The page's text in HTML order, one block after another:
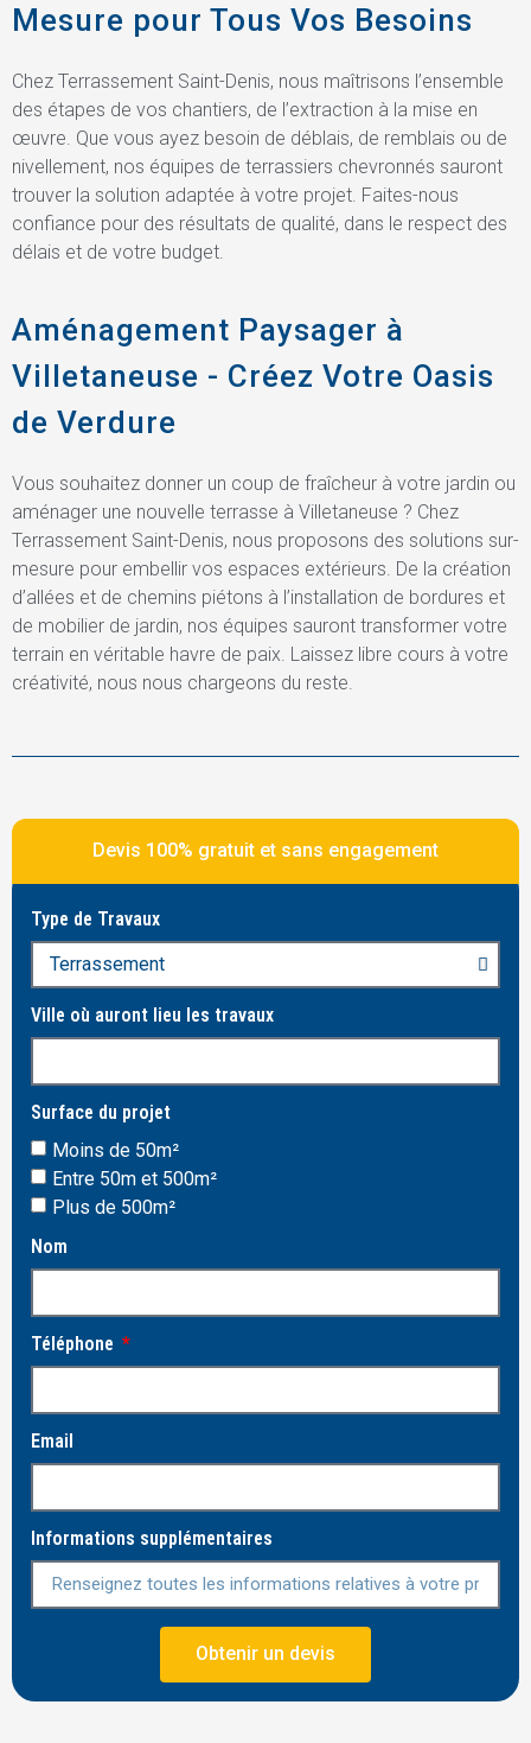
Mesure pour Tous Vos Besoins
Chez Terrassement Saint-Denis, nous maîtrisons l’ensemble
des étapes de vos chantiers, de l’extraction à la mise en
œuvre. Que vous ayez besoin de déblais, de remblais ou de
nivellement, nos équipes de terrassiers chevronnés sauront
trouver la solution adaptée à votre projet. Faites-nous
confiance pour des résultats de qualité, dans le respect des
délais et de votre budget.
Aménagement Paysager à
Villetaneuse - Créez Votre Oasis
de Verdure
Vous souhaitez donner un coup de fraîcheur à votre jardin ou
aménager une nouvelle terrasse à Villetaneuse ? Chez
Terrassement Saint-Denis, nous proposons des solutions sur-
mesure pour embellir vos espaces extérieurs. De la création
d’allées et de chemins piétons à l’installation de bordures et
de mobilier de jardin, nos équipes sauront transformer votre
terrain en véritable havre de paix. Laissez libre cours à votre
créativité, nous nous chargeons du reste.
Devis 100% gratuit et sans engagement
Type de Travaux
Ville où auront lieu les travaux
Surface du projet
Moins de 50m²
Entre 50m et 500m²
Plus de 500m²
Nom
Téléphone
Email
Informations supplémentaires
Obtenir un devis